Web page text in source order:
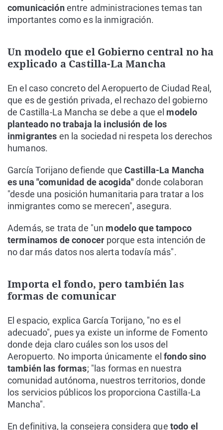
comunicaciónentre administraciones temas tan
importantes como es la inmigración.
Un modelo que el Gobierno central no ha
explicado a Castilla-La Mancha
En el caso concreto del Aeropuerto de Ciudad Real,
que es de gestión privada, el rechazo del gobierno
de Castilla-La Mancha se debe a que el modelo
planteado no trabaja la inclusión de los
inmigrantes en la sociedad ni respeta los derechos
humanos.
García Torijano defiende queCastilla-La Mancha
es una "comunidad de acogida"donde colaboran
"desde una posición humanitaria para tratar a los
inmigrantes como se merecen", asegura.
Además, se trata de "un modelo que tampoco
terminamos de conocerporque esta intención de
no dar más datos nos alerta todavía más".
Importa el fondo, pero también las
formas de comunicar
El espacio, explica García Torijano, "no es el
adecuado", pues ya existe un informe de Fomento
donde deja claro cuáles son los usos del
Aeropuerto. No importa únicamente el fondo sino
también las formas; "las formas en nuestra
comunidad autónoma, nuestros territorios, donde
los servicios públicos los proporciona Castilla-La
Mancha".
En definitiva, la consejera considera que todo el